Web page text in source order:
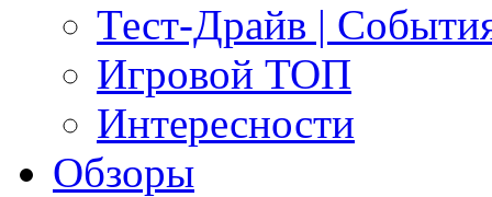
Тест-Драйв |
Игровой ТОП
Интересности
Обзоры